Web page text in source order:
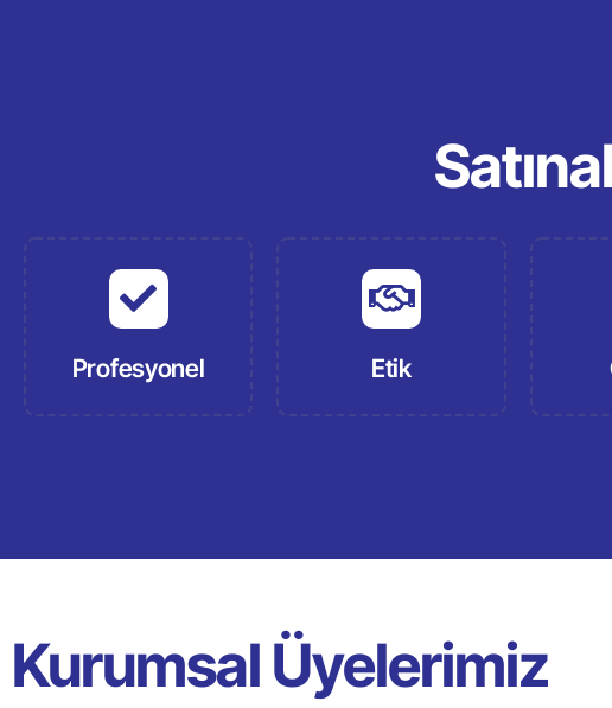
Profesyonel Etik
Kurumsal Üyelerimiz